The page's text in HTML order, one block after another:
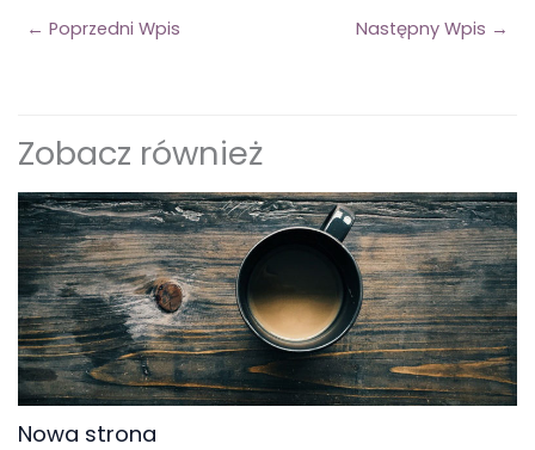
← Poprzedni Wpis Następny Wpis →
Zobacz również
Nowa strona